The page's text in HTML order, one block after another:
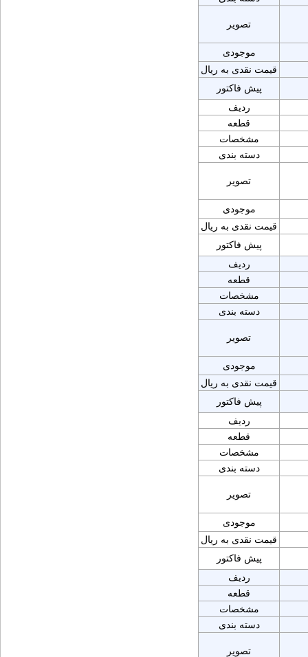
تصویر
موجودی
قیمت نقدی به ریال
پیش فاکتور
ردیف
قطعه
مشخصات
دسته بندی
تصویر
موجودی
قیمت نقدی به ریال
پیش فاکتور
ردیف
قطعه
مشخصات
دسته بندی
تصویر
موجودی
قیمت نقدی به ریال
پیش فاکتور
ردیف
قطعه
مشخصات
دسته بندی
تصویر
موجودی
قیمت نقدی به ریال
پیش فاکتور
ردیف
قطعه
مشخصات
دسته بندی
تصویر